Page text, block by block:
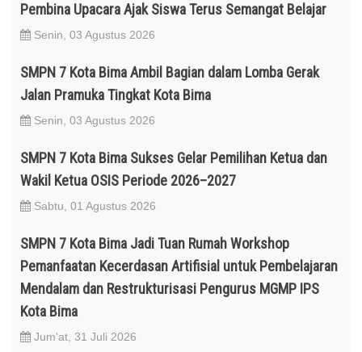
Pembina Upacara Ajak Siswa Terus Semangat Belajar
Senin, 03 Agustus 2026
SMPN 7 Kota Bima Ambil Bagian dalam Lomba Gerak
Jalan Pramuka Tingkat Kota Bima
Senin, 03 Agustus 2026
SMPN 7 Kota Bima Sukses Gelar Pemilihan Ketua dan
Wakil Ketua OSIS Periode 2026–2027
Sabtu, 01 Agustus 2026
SMPN 7 Kota Bima Jadi Tuan Rumah Workshop
Pemanfaatan Kecerdasan Artifisial untuk Pembelajaran
Mendalam dan Restrukturisasi Pengurus MGMP IPS
Kota Bima
Jum'at, 31 Juli 2026